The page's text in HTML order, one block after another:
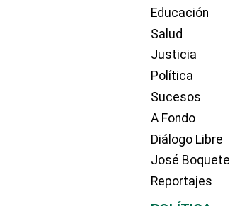
Educación
Salud
Justicia
Política
Sucesos
A Fondo
Diálogo Libre
José Boquete
Reportajes